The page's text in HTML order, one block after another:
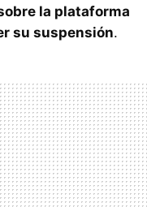
la plataforma
su suspensión.